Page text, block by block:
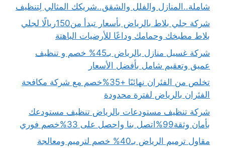
شاملة..المنازل والفلل والشقق..شريكك المثالي لِتنظيف
شركة جلي بلاط بالرياض بأسعار تبدأ من150ريالًا لجلي
بلاط مطبخك وحمامك وداعًا للأرضيات الباهتة
شركة غسيل منازل بالرياض بـ45% خصم و تنظيف
عميق وتعقيم شامل بأفضل الأسعار
تخلص من الفئران نهائيًا +35%خصم مع شركة مكافحة
الفئران بالرياض لفترة محدودة
شركة تنظيف مستودعات بالرياض تنظيف مستودعك
بأمان وثقة99%اتصل بنا واحصل على 33%خصم فوري
مقاول ترميم الرياض بـ40% خصم لترميم ومعالجة